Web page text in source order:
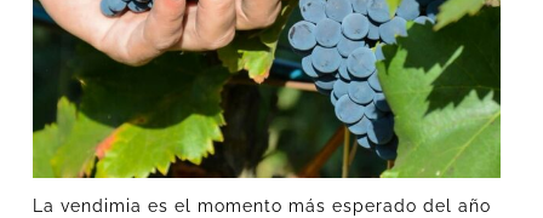
La vendimia es el momento más esperado del año